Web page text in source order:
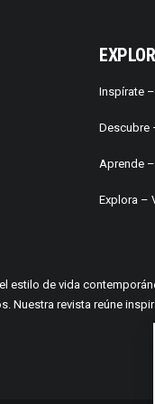
Inspírate –
Descubre
Aprende –
Explora –
estilo de vida
Nuestra revista reúne